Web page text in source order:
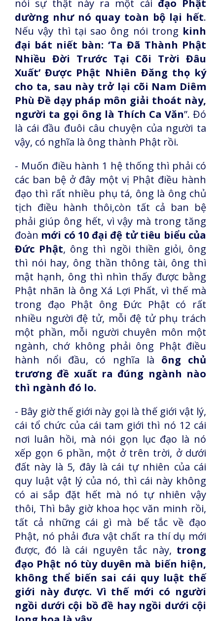
nói sự thật này ra một cái đạo Phật
dường như nó quay toàn bộ lại hết.
Nếu vậy thì tại sao ông nói trong kinh
đại bát niết bàn: ‘Ta Đã Thành Phật
Nhiều Đời Trước Tại Cõi Trời Đâu
Xuất’ Được Phật Nhiên Đăng thọ ký
cho ta, sau này trở lại cõi Nam Diêm
Phù Đề dạy pháp môn giải thoát này,
người ta gọi ông là Thích Ca Văn”. Đó
là cái đầu đuôi câu chuyện của người ta
vậy, có nghĩa là ông thành Phật rồi.
- Muốn điều hành 1 hệ thống thì phải có
các ban bệ ở đây một vị Phật điều hành
đạo thì rất nhiều phụ tá, ông là ông chủ
tịch điều hành thôi,còn tất cả ban bệ
phải giúp ông hết, vì vậy mà trong tăng
đoàn mới có 10 đại đệ tử tiêu biểu của
Đức Phật, ông thì ngồi thiền giỏi, ông
thì nói hay, ông thần thông tài, ông thì
mật hạnh, ông thì nhìn thấy được bằng
Phật nhãn là ông Xá Lợi Phất, vì thế mà
trong đạo Phật ông Đức Phật có rất
nhiều người đệ tử, mỗi đệ tử phụ trách
một phần, mỗi người chuyên môn một
ngành, chớ không phải ông Phật điều
hành nổi đầu, có nghĩa là ông chủ
trương đề xuất ra đúng ngành nào
thì ngành đó lo.
- Bây giờ thế giới này gọi là thế giới vật lý,
cái tổ chức của cái tam giới thì nó 12 cái
nơi luân hồi, mà nói gọn lục đạo là nó
xếp gọn 6 phần, một ở trên trời, ở dưới
đất này là 5, đây là cái tự nhiên của cái
quy luật vật lý của nó, thì cái này không
có ai sắp đặt hết mà nó tự nhiên vậy
thôi, Thì bây giờ khoa học văn minh rồi,
tất cả những cái gì mà bế tắc về đạo
Phật, nó phải đưa vật chất ra thí dụ mới
được, đó là cái nguyên tắc này, trong
đạo Phật nó tùy duyên mà biến hiện,
không thể biến sai cái quy luật thế
giới này được. Vì thế mới có người
ngồi dưới cội bồ đề hay ngồi dưới cội